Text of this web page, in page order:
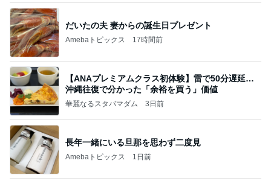
だいたの夫 妻からの誕生日プレゼント
Amebaトピックス 17時間前
【ANAプレミアムクラス初体験】雷で50分遅延…
沖縄往復で分かった「余裕を買う」価値
華麗なるスタバマダム 3日前
長年一緒にいる旦那を思わず二度見
Amebaトピックス 1日前